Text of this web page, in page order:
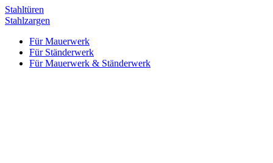
Stahltüren
Stahlzargen
Für Mauerwerk
Für Ständerwerk
Für Mauerwerk & Ständerwerk